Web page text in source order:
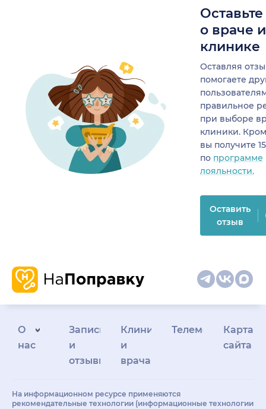
о враче
клинике
Оставляя
помогаете
правильное
при выборе
клиники.
вы получите
по программе
лояльности.
Оставить
отзыв
О
нас
Запись
и
отзывы
Клиникам
и
врачам
Телемедицина
Карта
сайта
На информационном ресурсе применяются
рекомендательные технологии (информационные технологии